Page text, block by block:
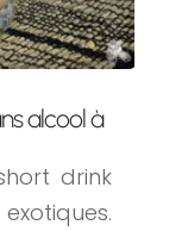
alcool à
drink